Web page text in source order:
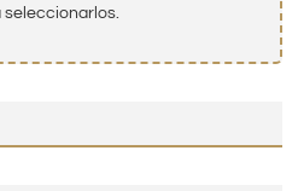
seleccionarlos.